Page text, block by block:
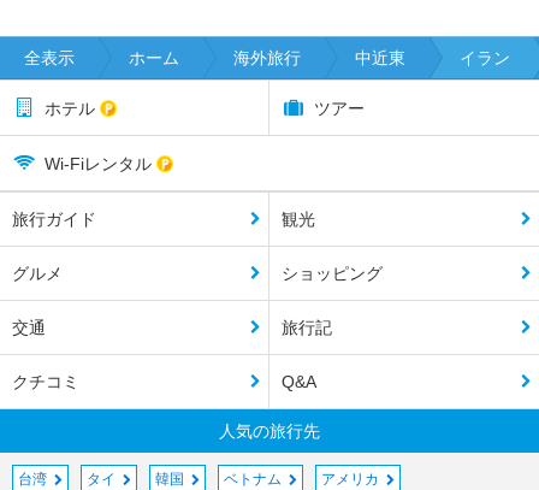
全表示 ホーム 海外旅行 中近東 イラン
ホテル ツアー
Wi-Fiレンタル
旅行ガイド 観光
グルメ ショッピング
交通 旅行記
クチコミ Q&A
人気の旅行先
台湾 タイ 韓国 ベトナム アメリカ